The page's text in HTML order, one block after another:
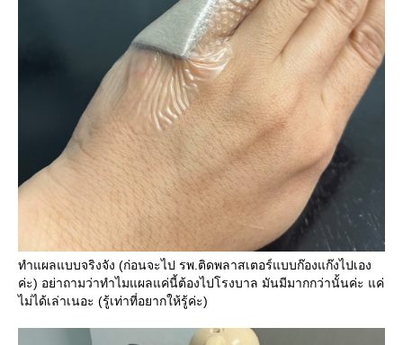
ทำแผลแบบจริงจัง (ก่อนจะไป รพ.ติดพลาสเตอร์แบบก๊องแก๊งไปเอง
ค่ะ) อย่าถามว่าทำไมแผลแค่นี้ต้องไปโรงบาล มันมีมากกว่านั้นค่ะ แค่
ไม่ได้เล่าเนอะ (รู้เท่าที่อยากให้รู้ค่ะ)